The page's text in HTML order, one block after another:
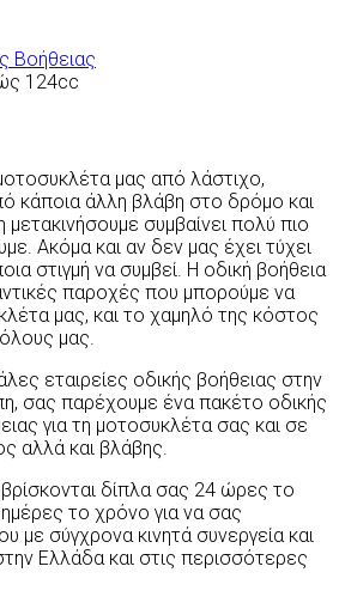
Βοήθειας
124cc
μας από λάστιχο,
κάποια άλλη βλάβη στο δρόμο και
συμβαίνει πολύ πιο
Ακόμα και αν δεν μας έχει τύχει
στιγμή να συμβεί. Η οδική βοήθεια
παροχές που μπορούμε να
μας, και το χαμηλό της κόστος
μας.
εταιρείες οδικής βοήθειας στην
σας παρέχουμε ένα πακέτο οδικής
για τη μοτοσυκλέτα σας και σε
αλλά και βλάβης.
δίπλα σας 24 ώρες το
το χρόνο για να σας
με σύγχρονα κινητά συνεργεία και
Ελλάδα και στις περισσότερες